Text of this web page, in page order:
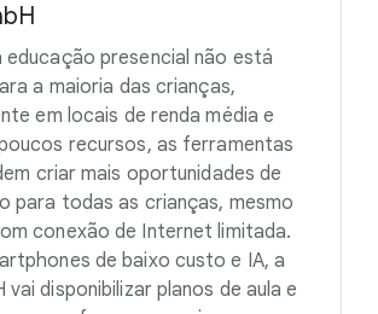
educação presencial não está
a maioria das crianças,
em locais de renda média e
recursos, as ferramentas
criar mais oportunidades de
para todas as crianças, mesmo
conexão de Internet limitada.
de baixo custo e IA, a
vai disponibilizar planos de aula e